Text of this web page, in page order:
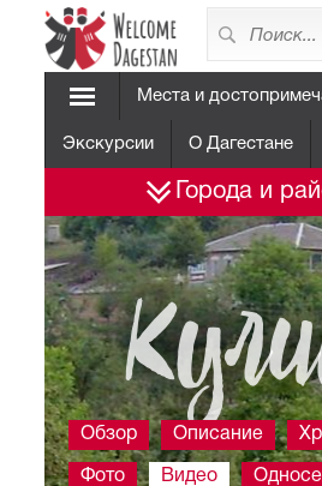
Места и
Экскурсии О Дагестане
Города и
Обзор Описание
Фото Видео